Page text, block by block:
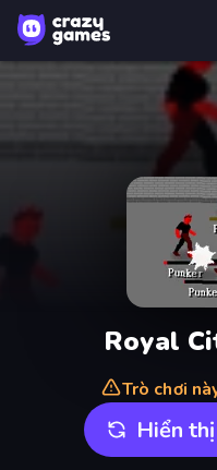
Royal
Trò chơi
Hiển